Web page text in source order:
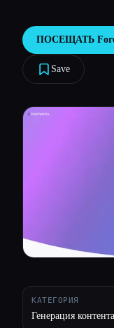
Все категории
О нас
ПОСЕЩАТЬ
Save
КАТЕГОРИЯ
Генерация